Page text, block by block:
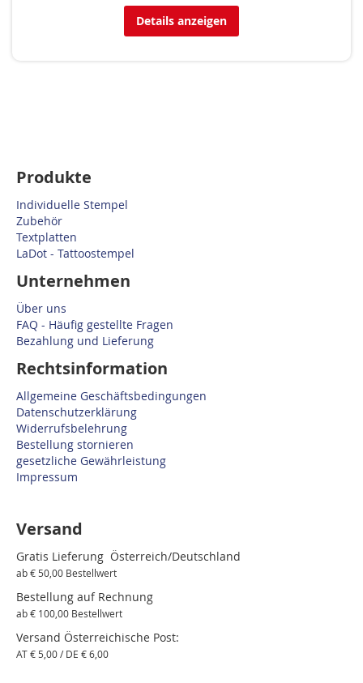
Details anzeigen
Produkte
Individuelle Stempel
Zubehör
Textplatten
LaDot - Tattoostempel
Unternehmen
Über uns
FAQ - Häufig gestellte Fragen
Bezahlung und Lieferung
Rechtsinformation
Allgemeine Geschäftsbedingungen
Datenschutzerklärung
Widerrufsbelehrung
Bestellung stornieren
gesetzliche Gewährleistung
Impressum
Versand
Gratis Lieferung Österreich/Deutschland
ab € 50,00 Bestellwert
Bestellung auf Rechnung
ab € 100,00 Bestellwert
Versand Österreichische Post:
AT € 5,00 / DE € 6,00